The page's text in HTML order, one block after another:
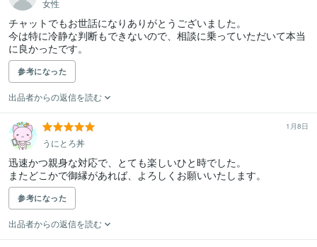
女性
チャットでもお世話になりありがとうございました。
今は特に冷静な判断もできないので、相談に乗っていただいて本当
に良かったです。
参考になった
出品者からの返信を読む
1月8日
うにとろ丼
迅速かつ親身な対応で、とても楽しいひと時でした。
またどこかで御縁があれば、よろしくお願いいたします。
参考になった
出品者からの返信を読む